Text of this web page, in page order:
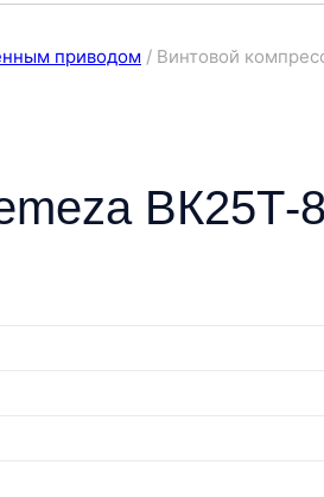
приводом / Винтовой
ВК25Т-